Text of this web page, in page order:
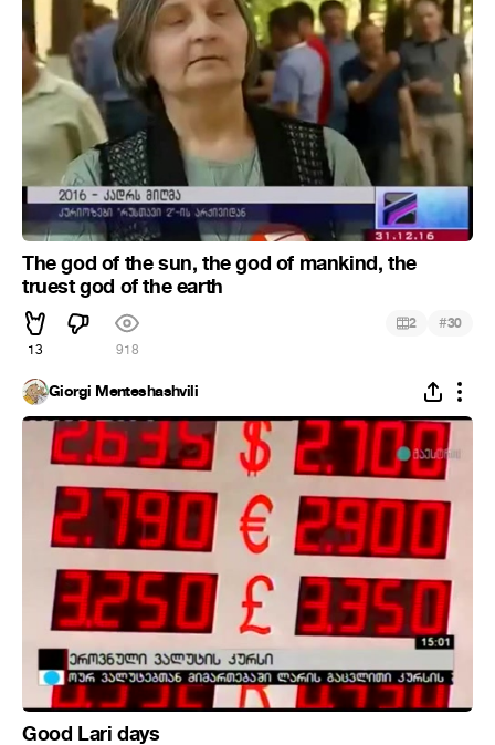
The god of the sun, the god of mankind, the
truest god of the earth
13 918
2 #30
Giorgi Menteshashvili
Good Lari days